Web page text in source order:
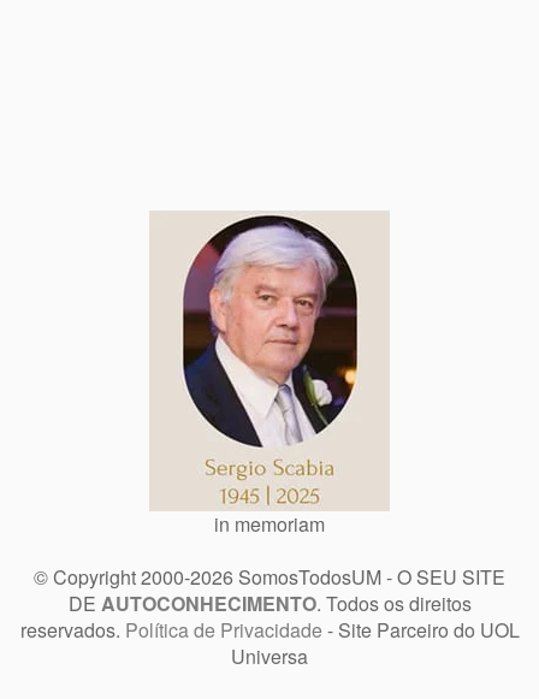
in memoriam
© Copyright 2000-2026 SomosTodosUM - O SEU SITE
DE AUTOCONHECIMENTO. Todos os direitos
reservados. Política de Privacidade - Site Parceiro do UOL
Universa